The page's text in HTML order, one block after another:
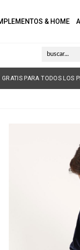
& HOME
PARA TODOS LOS